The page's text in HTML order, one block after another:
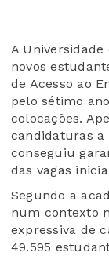
A Universidade
novos
de Acesso ao
pelo sétimo
colocações.
candidaturas a
conseguiu
das vagas
Segundo a
num contexto
expressiva de
49.595